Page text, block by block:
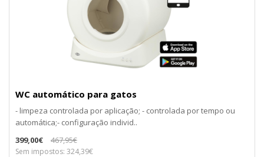
WC automático para gatos
- limpeza controlada por aplicação; - controlada por tempo ou
automática;- configuração individ..
399,00€
467,95€
Sem impostos: 324,39€